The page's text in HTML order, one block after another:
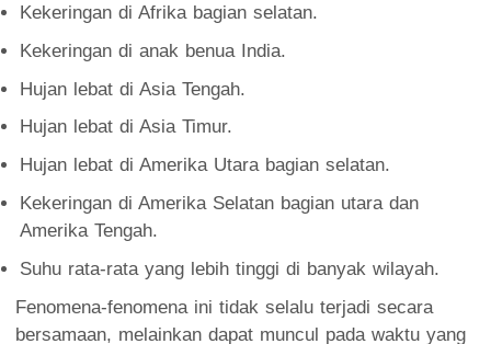
Kekeringan di Afrika bagian selatan.
Kekeringan di anak benua India.
Hujan lebat di Asia Tengah.
Hujan lebat di Asia Timur.
Hujan lebat di Amerika Utara bagian selatan.
Kekeringan di Amerika Selatan bagian utara dan
Amerika Tengah.
Suhu rata-rata yang lebih tinggi di banyak wilayah.
Fenomena-fenomena ini tidak selalu terjadi secara
bersamaan, melainkan dapat muncul pada waktu yang